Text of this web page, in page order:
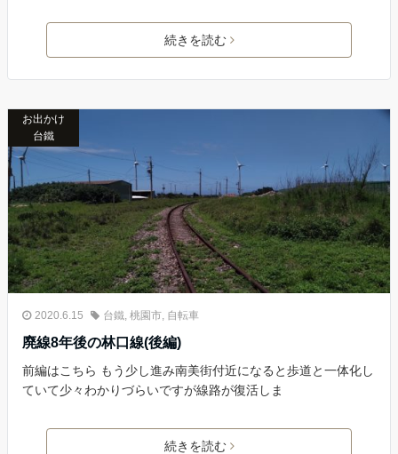
続きを読む
お出かけ
台鐵
2020.6.15 台鐵 桃園市 自転車
廃線8年後の林口線(後編)
前編はこちら もう少し進み南美街付近になると歩道と一体化し
ていて少々わかりづらいですが線路が復活しま
続きを読む